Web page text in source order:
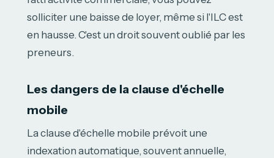
solliciter une baisse de loyer, même si l'ILC est
en hausse. C'est un droit souvent oublié par les
preneurs.
Les dangers de la clause d'échelle
mobile
La clause d'échelle mobile prévoit une
indexation automatique, souvent annuelle,